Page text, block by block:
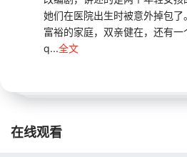
她们在医院出生时被意外掉包
富裕的家庭，双亲健在，还有
q...全文
在线观看